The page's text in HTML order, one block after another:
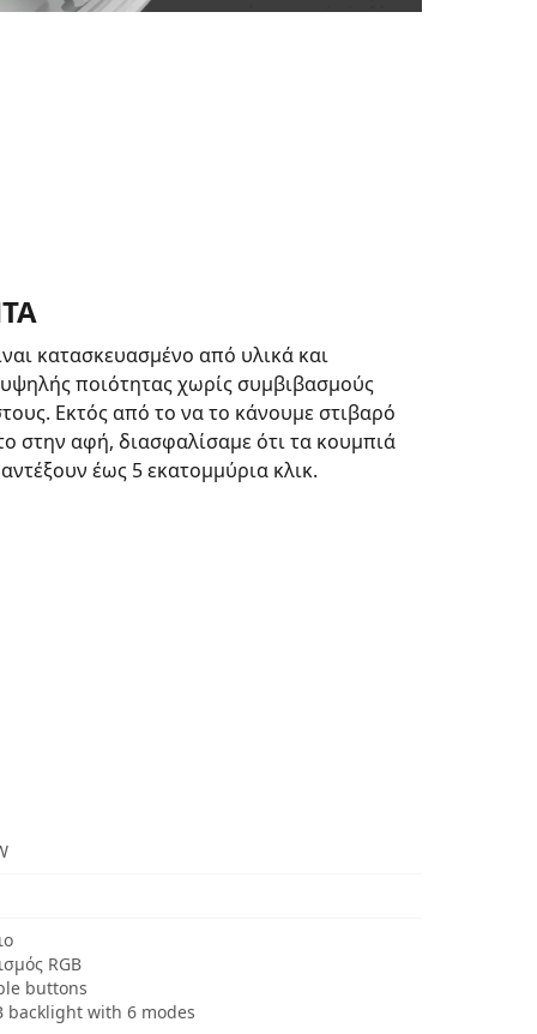
κατασκευασμένο από υλικά και
ποιότητας χωρίς συμβιβασμούς
Εκτός από το να το κάνουμε στιβαρό
στην αφή, διασφαλίσαμε ότι τα κουμπιά
έως 5 εκατομμύρια κλικ.
RGB
buttons
backlight with 6 modes